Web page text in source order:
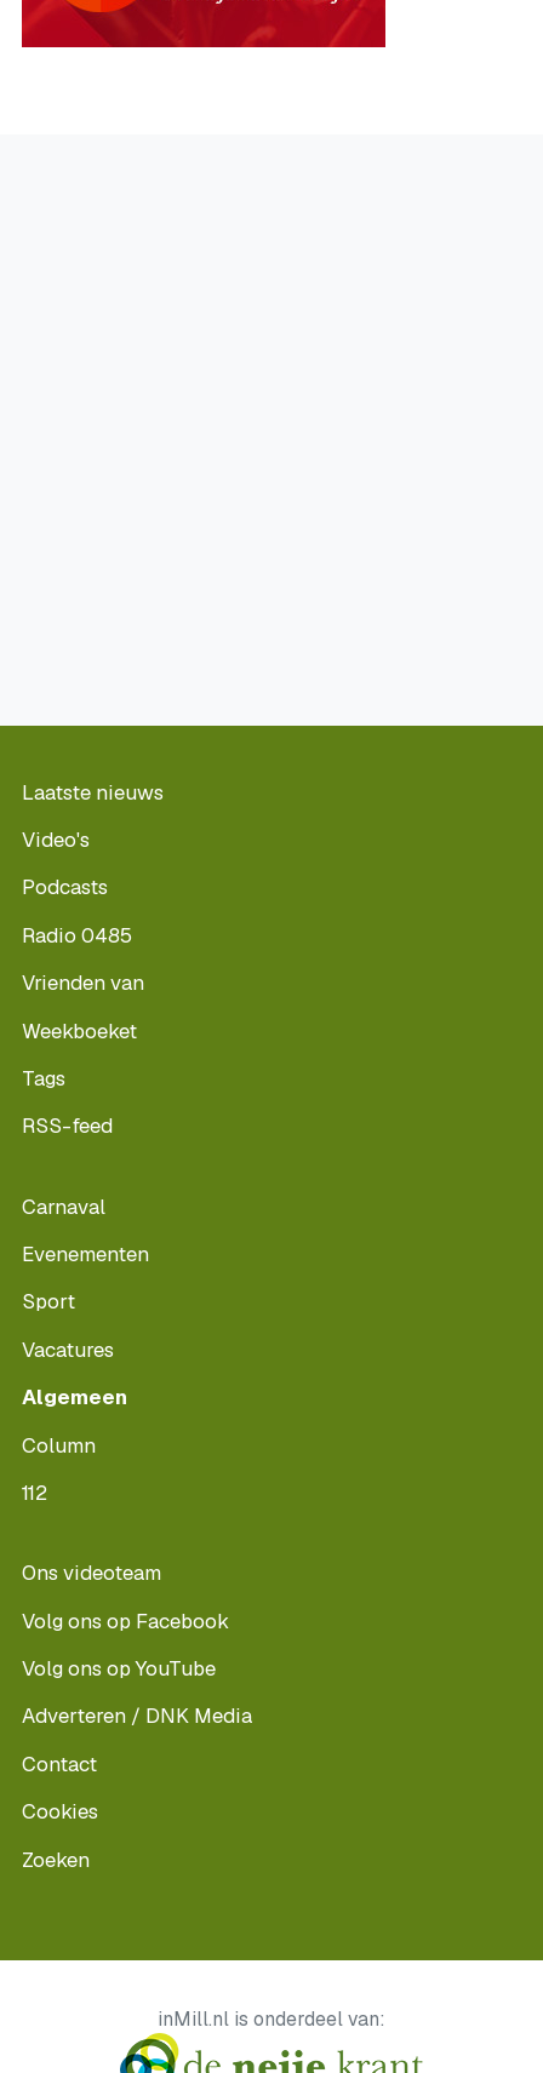
Laatste nieuws
Video's
Podcasts
Radio 0485
Vrienden van
Weekboeket
Tags
RSS-feed
Carnaval
Evenementen
Sport
Vacatures
Algemeen
Column
112
Ons videoteam
Volg ons op Facebook
Volg ons op YouTube
Adverteren / DNK Media
Contact
Cookies
Zoeken
inMill.nl is onderdeel van: